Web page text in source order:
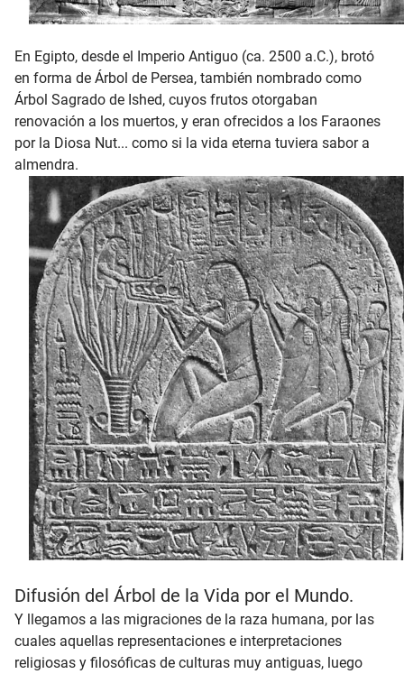
En Egipto, desde el Imperio Antiguo (ca. 2500 a.C.), brotó
en forma de Árbol de Persea, también nombrado como
Árbol Sagrado de Ished, cuyos frutos otorgaban
renovación a los muertos, y eran ofrecidos a los Faraones
por la Diosa Nut... como si la vida eterna tuviera sabor a
almendra.
Difusión del Árbol de la Vida por el Mundo.
Y llegamos a las migraciones de la raza humana, por las
cuales aquellas representaciones e interpretaciones
religiosas y filosóficas de culturas muy antiguas, luego